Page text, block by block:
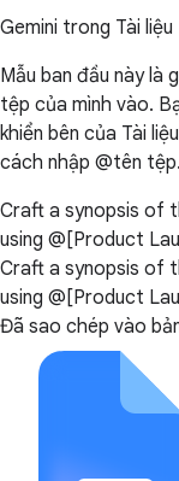
Gemini trong Tài liệu
Mẫu ban đầu này là
tệp của mình vào.
khiển bên của Tài
cách nhập @tên
Craft a synopsis of
using @[Product
Craft a synopsis of
using @[Product
Đã sao chép vào